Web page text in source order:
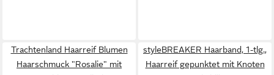
Trachtenland Haarreif Blumen
Haarschmuck "Rosalie" mit
styleBREAKER Haarband, 1-tlg.,
Haarreif gepunktet mit Knoten